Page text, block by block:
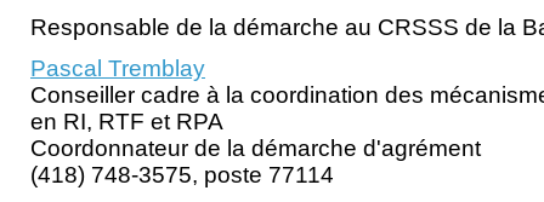
Responsable de la démarche au CRSSS de la
Pascal Tremblay
Conseiller cadre à la coordination des
en RI, RTF et RPA
Coordonnateur de la démarche d'agrément
(418) 748-3575, poste 77114